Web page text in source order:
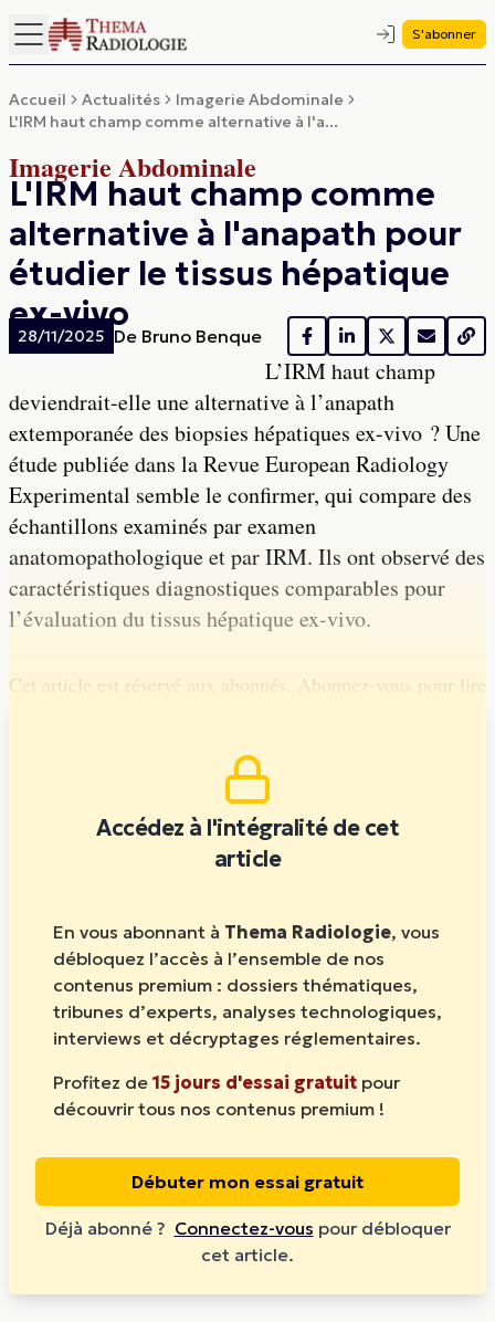
S'abonner
Accueil Actualités
Imagerie Abdominale
L'IRM haut champ comme alternative à l'a...
Imagerie Abdominale
L'IRM haut champ comme
alternative à l'anapath pour
étudier le tissus hépatique
ex-vivo
28/11/2025 De Bruno Benque
L’IRM haut champ
deviendrait-elle une alternative à l’anapath
extemporanée des biopsies hépatiques ex-vivo ? Une
étude publiée dans la Revue European Radiology
Experimental semble le confirmer, qui compare des
échantillons examinés par examen
anatomopathologique et par IRM. Ils ont observé des
caractéristiques diagnostiques comparables pour
l’évaluation du tissus hépatique ex-vivo.
Cet article est réservé aux abonnés. Abonnez-vous pour lire
Accédez à l'intégralité de cet
article
En vous abonnant à Thema Radiologie, vous
débloquez l’accès à l’ensemble de nos
contenus premium : dossiers thématiques,
tribunes d’experts, analyses technologiques,
interviews et décryptages réglementaires.
Profitez de 15 jours d'essai gratuit pour
découvrir tous nos contenus premium !
Débuter mon essai gratuit
Déjà abonné ? Connectez-vous pour débloquer
cet article.